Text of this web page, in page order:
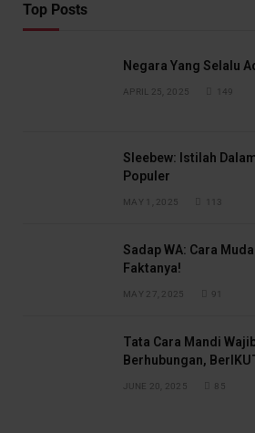
Top Posts
Negara Yang Selalu
APRIL 25, 2025 149
Sleebew: Istilah
Populer
MAY 1, 2025 113
Sadap WA: Cara
Faktanya!
MAY 27, 2025 91
Tata Cara Mandi
Berhubungan,
JUNE 20, 2025 85